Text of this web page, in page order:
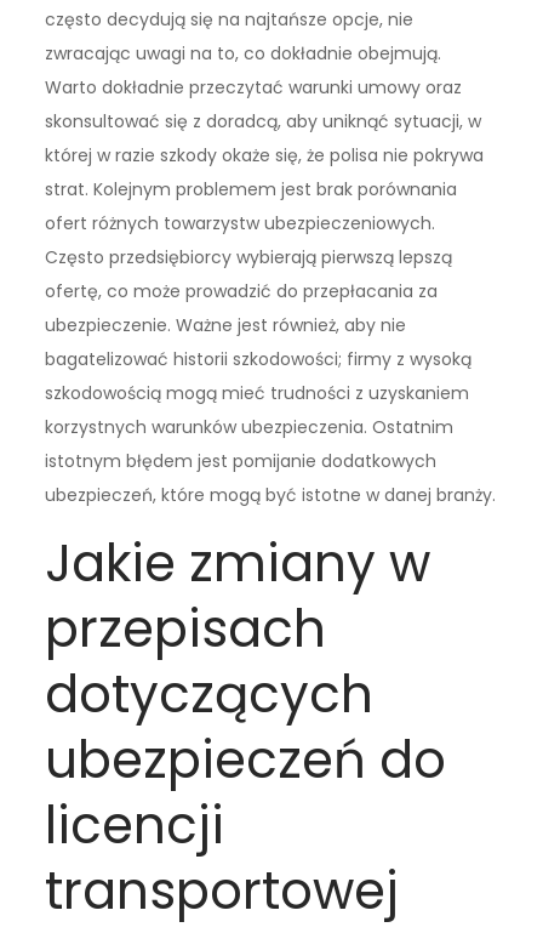
często decydują się na najtańsze opcje, nie
zwracając uwagi na to, co dokładnie obejmują.
Warto dokładnie przeczytać warunki umowy oraz
skonsultować się z doradcą, aby uniknąć sytuacji, w
której w razie szkody okaże się, że polisa nie pokrywa
strat. Kolejnym problemem jest brak porównania
ofert różnych towarzystw ubezpieczeniowych.
Często przedsiębiorcy wybierają pierwszą lepszą
ofertę, co może prowadzić do przepłacania za
ubezpieczenie. Ważne jest również, aby nie
bagatelizować historii szkodowości; firmy z wysoką
szkodowością mogą mieć trudności z uzyskaniem
korzystnych warunków ubezpieczenia. Ostatnim
istotnym błędem jest pomijanie dodatkowych
ubezpieczeń, które mogą być istotne w danej branży.
Jakie zmiany w
przepisach
dotyczących
ubezpieczeń do
licencji
transportowej